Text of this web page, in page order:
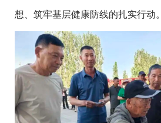
想、筑牢基层健康防线的扎实行动。